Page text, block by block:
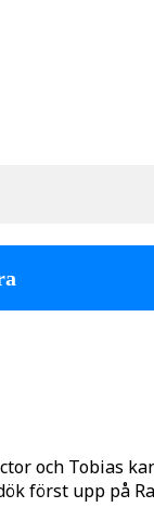
och Tobias
först upp på